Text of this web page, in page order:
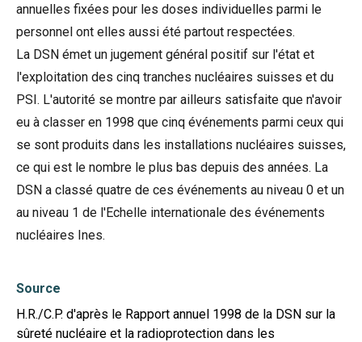
annuelles fixées pour les doses individuelles parmi le
personnel ont elles aussi été partout respectées.
La DSN émet un jugement général positif sur l'état et
l'exploitation des cinq tranches nucléaires suisses et du
PSI. L'autorité se montre par ailleurs satisfaite que n'avoir
eu à classer en 1998 que cinq événements parmi ceux qui
se sont produits dans les installations nucléaires suisses,
ce qui est le nombre le plus bas depuis des années. La
DSN a classé quatre de ces événements au niveau 0 et un
au niveau 1 de l'Echelle internationale des événements
nucléaires Ines.
Source
H.R./C.P. d'après le Rapport annuel 1998 de la DSN sur la
sûreté nucléaire et la radioprotection dans les